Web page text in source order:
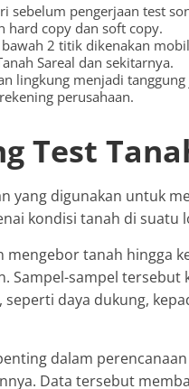
sebelum pengerjaan test
hard copy dan soft copy.
2 titik dikenakan
Sareal dan sekitarnya.
lingkung menjadi
perusahaan.
Test
yang digunakan untuk
kondisi tanah di suatu
mengebor tanah hingga
Sampel-sampel
daya dukung,
dalam
Data tersebut